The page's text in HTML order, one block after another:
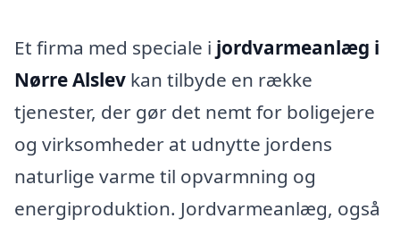
Et firma med speciale i jordvarmeanlæg i
Nørre Alslev kan tilbyde en række
tjenester, der gør det nemt for boligejere
og virksomheder at udnytte jordens
naturlige varme til opvarmning og
energiproduktion. Jordvarmeanlæg, også